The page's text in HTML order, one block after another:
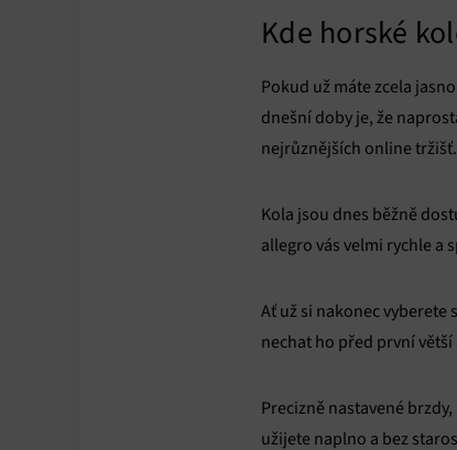
Kde horské
Pokud už máte zcela
dnešní doby je, že
nejrůznějších online tržišť.
Kola jsou dnes běžně
allegro vás velmi rychle a
Ať už si nakonec
nechat ho před první
Precizně nastavené
užijete naplno a bez